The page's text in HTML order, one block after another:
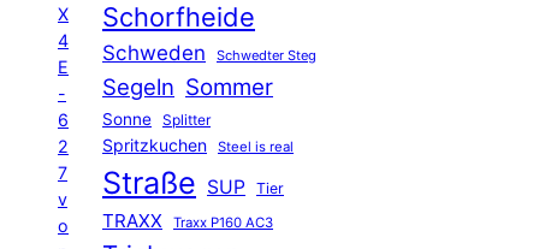
X
4
E
-
6
2
7
v
o
Schorfheide
Schweden Schwedter Steg
Segeln Sommer
Sonne Splitter
Spritzkuchen Steel is real
Straße SUP Tier
TRAXX Traxx P160 AC3